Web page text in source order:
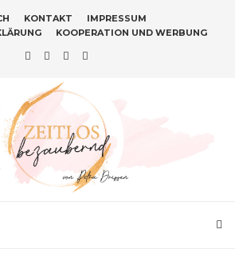
KONTAKT
IMPRESSUM
KOOPERATION UND WERBUNG